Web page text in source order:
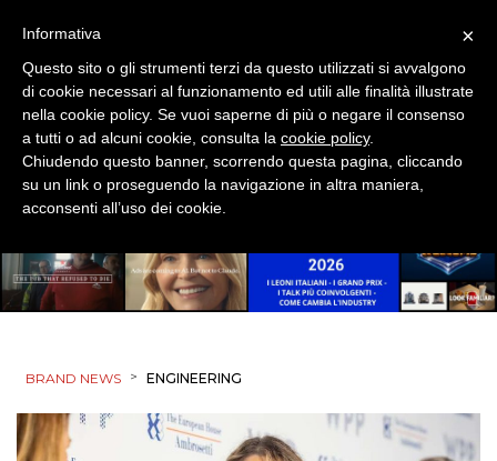
CSR
STRATEGIE
CINEMA
EDITORIA
ESTERNA
BRAND NEWS > ENGINEERING
×
Informativa
Questo sito o gli strumenti terzi da questo utilizzati si avvalgono
di cookie necessari al funzionamento ed utili alle finalità illustrate
nella cookie policy. Se vuoi saperne di più o negare il consenso
a tutti o ad alcuni cookie, consulta la cookie policy.
Chiudendo questo banner, scorrendo questa pagina, cliccando
su un link o proseguendo la navigazione in altra maniera,
acconsenti all’uso dei cookie.